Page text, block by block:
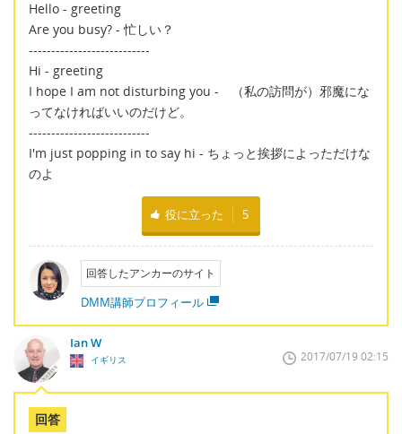
Hello - greeting
Are you busy? - 忙しい？
---------------------------
Hi - greeting
I hope I am not disturbing you - （私の訪問が）邪魔にな
ってなければいいのだけど。
---------------------------
I'm just popping in to say hi - ちょっと挨拶によっただけな
のよ
役に立った 5
回答したアンカーのサイト
DMM講師プロフィール
Ian W
イギリス 2017/07/19 02:15
回答